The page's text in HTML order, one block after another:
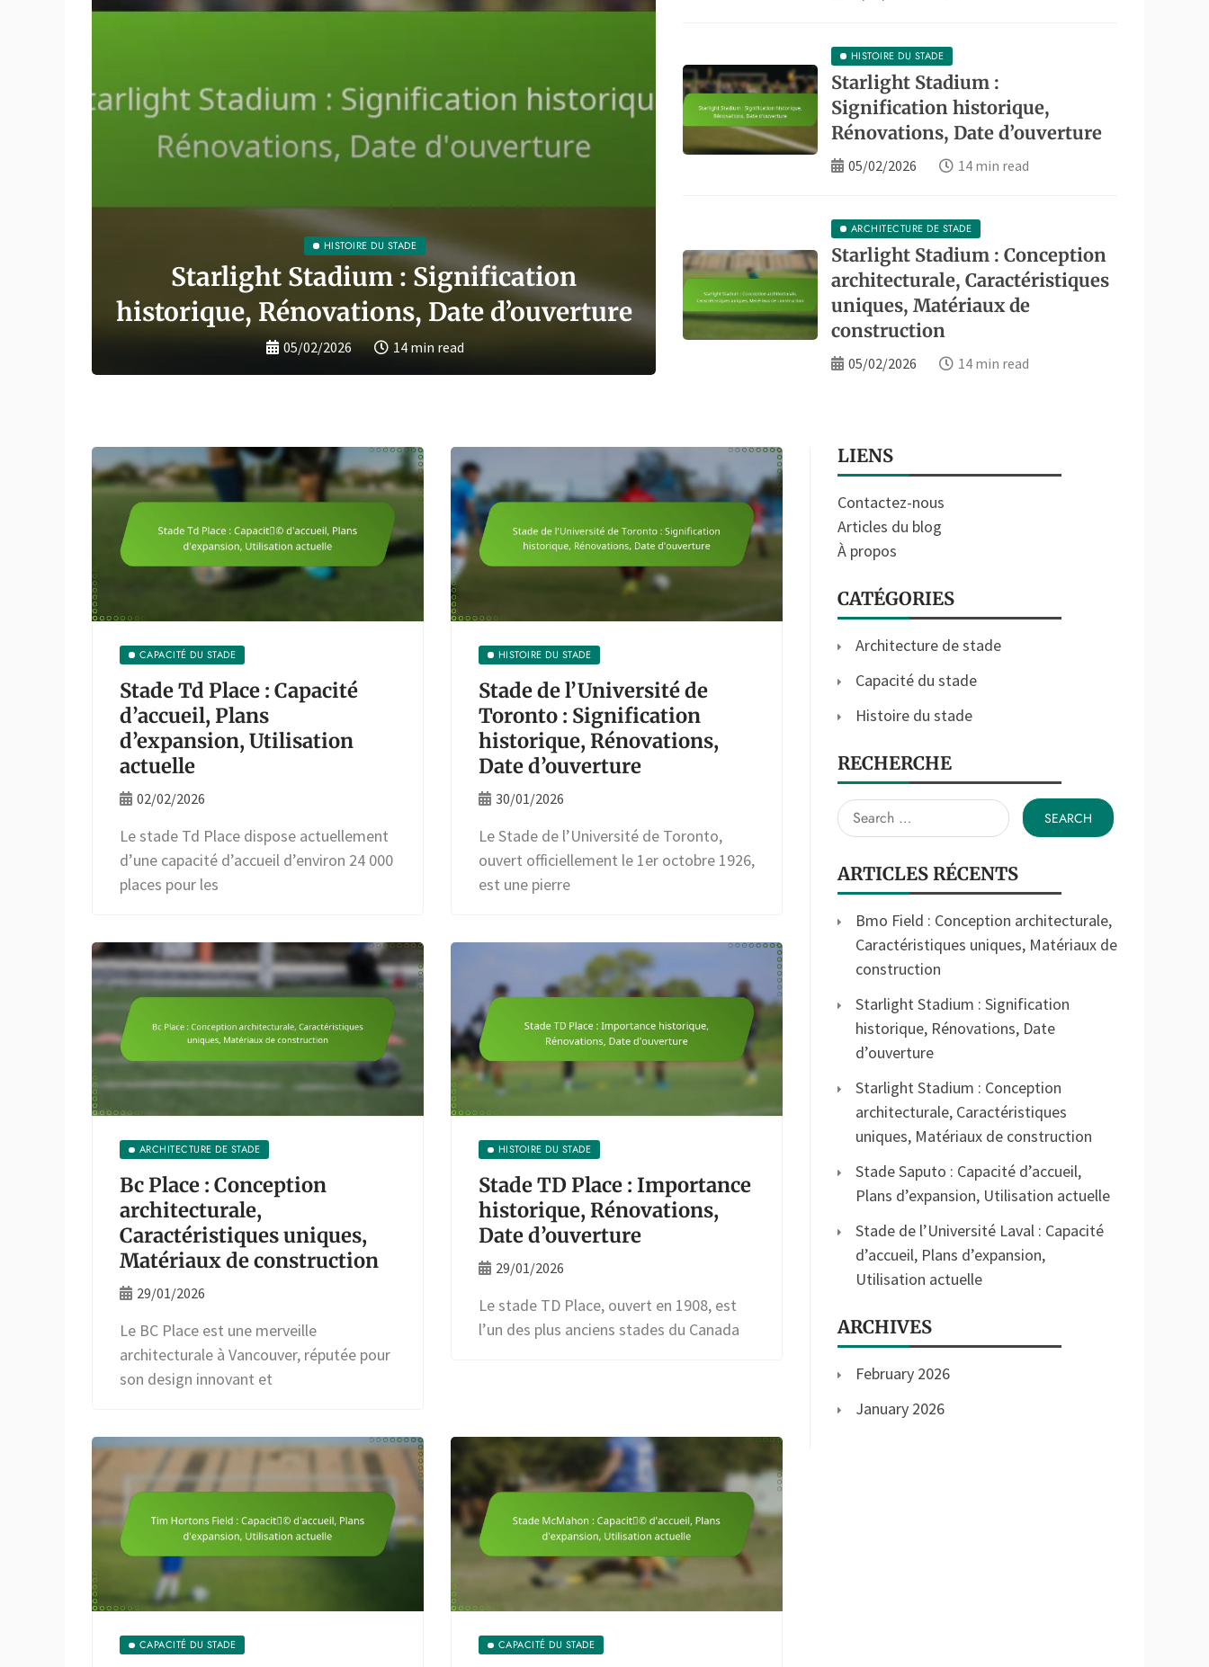
HISTOIRE DU STADE
Starlight Stadium : Signification
historique, Rénovations, Date d’ouverture
05/02/2026 14 min read
Starlight Stadium : Conception
architecturale, Caractéristiques uniques,
Matériaux de construction
HISTOIRE DU STADE
Starlight Stadium :
Signification historique,
Rénovations, Date d’ouverture
05/02/2026 14 min read
ARCHITECTURE DE STADE
Starlight Stadium : Conception
architecturale, Caractéristiques
uniques, Matériaux de
construction
05/02/2026 14 min read
CAPACITÉ DU STADE
Stade Td Place : Capacité
d’accueil, Plans
d’expansion, Utilisation
actuelle
02/02/2026
Le stade Td Place dispose actuellement
d’une capacité d’accueil d’environ 24 000
places pour les
HISTOIRE DU STADE
Stade de l’Université de
Toronto : Signification
historique, Rénovations,
Date d’ouverture
30/01/2026
Le Stade de l’Université de Toronto,
ouvert officiellement le 1er octobre 1926,
est une pierre
ARCHITECTURE DE STADE
Bc Place : Conception
architecturale,
Caractéristiques uniques,
Matériaux de construction
29/01/2026
Le BC Place est une merveille
architecturale à Vancouver, réputée pour
son design innovant et
HISTOIRE DU STADE
Stade TD Place : Importance
historique, Rénovations,
Date d’ouverture
29/01/2026
Le stade TD Place, ouvert en 1908, est
l’un des plus anciens stades du Canada
CAPACITÉ DU STADE CAPACITÉ DU STADE
LIENS
Contactez-nous
Articles du blog
À propos
CATÉGORIES
Architecture de stade
Capacité du stade
Histoire du stade
RECHERCHE
Search
for:
ARTICLES RÉCENTS
Bmo Field : Conception architecturale,
Caractéristiques uniques, Matériaux de
construction
Starlight Stadium : Signification
historique, Rénovations, Date
d’ouverture
Starlight Stadium : Conception
architecturale, Caractéristiques
uniques, Matériaux de construction
Stade Saputo : Capacité d’accueil,
Plans d’expansion, Utilisation actuelle
Stade de l’Université Laval : Capacité
d’accueil, Plans d’expansion,
Utilisation actuelle
ARCHIVES
February 2026
January 2026